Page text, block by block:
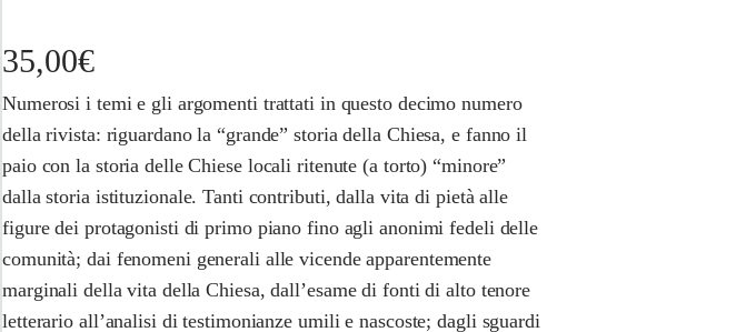
35,00€
Numerosi i temi e gli argomenti trattati in questo decimo numero
della rivista: riguardano la “grande” storia della Chiesa, e fanno il
paio con la storia delle Chiese locali ritenute (a torto) “minore”
dalla storia istituzionale. Tanti contributi, dalla vita di pietà alle
figure dei protagonisti di primo piano fino agli anonimi fedeli delle
comunità; dai fenomeni generali alle vicende apparentemente
marginali della vita della Chiesa, dall’esame di fonti di alto tenore
letterario all’analisi di testimonianze umili e nascoste; dagli sguardi